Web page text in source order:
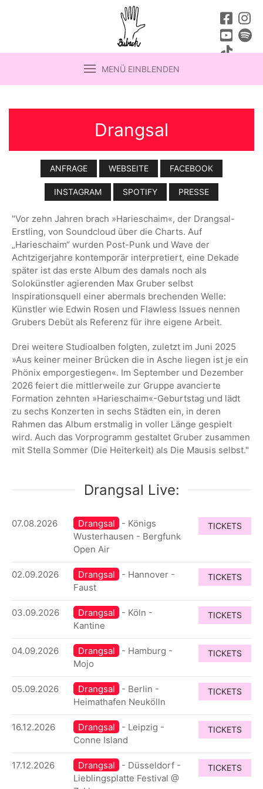
MENÜ EINBLENDEN
Drangsal
ANFRAGE WEBSEITE FACEBOOK
INSTAGRAM SPOTIFY PRESSE
"Vor zehn Jahren brach »Harieschaim«, der Drangsal-
Erstling, von Soundcloud über die Charts. Auf
„Harieschaim“ wurden Post-Punk und Wave der
Achtzigerjahre kontemporär interpretiert, eine Dekade
später ist das erste Album des damals noch als
Solokünstler agierenden Max Gruber selbst
Inspirationsquell einer abermals brechenden Welle:
Künstler wie Edwin Rosen und Flawless Issues nennen
Grubers Debüt als Referenz für ihre eigene Arbeit.
Drei weitere Studioalben folgten, zuletzt im Juni 2025
»Aus keiner meiner Brücken die in Asche liegen ist je ein
Phönix emporgestiegen«. Im September und Dezember
2026 feiert die mittlerweile zur Gruppe avancierte
Formation zehnten »Harieschaim«-Geburtstag und lädt
zu sechs Konzerten in sechs Städten ein, in deren
Rahmen das Album erstmalig in voller Länge gespielt
wird. Auch das Vorprogramm gestaltet Gruber zusammen
mit Stella Sommer (Die Heiterkeit) als Die Mausis selbst."
Drangsal Live:
07.08.2026 Drangsal
- Königs
Wusterhausen - Bergfunk
Open Air
TICKETS
02.09.2026 Drangsal
- Hannover -
Faust
TICKETS
03.09.2026 Drangsal
- Köln -
Kantine
TICKETS
04.09.2026 Drangsal
- Hamburg -
Mojo
TICKETS
05.09.2026 Drangsal
- Berlin -
Heimathafen Neukölln
TICKETS
16.12.2026 Drangsal
- Leipzig -
Conne Island
TICKETS
17.12.2026 Drangsal
- Düsseldorf -
Lieblingsplatte Festival @
TICKETS